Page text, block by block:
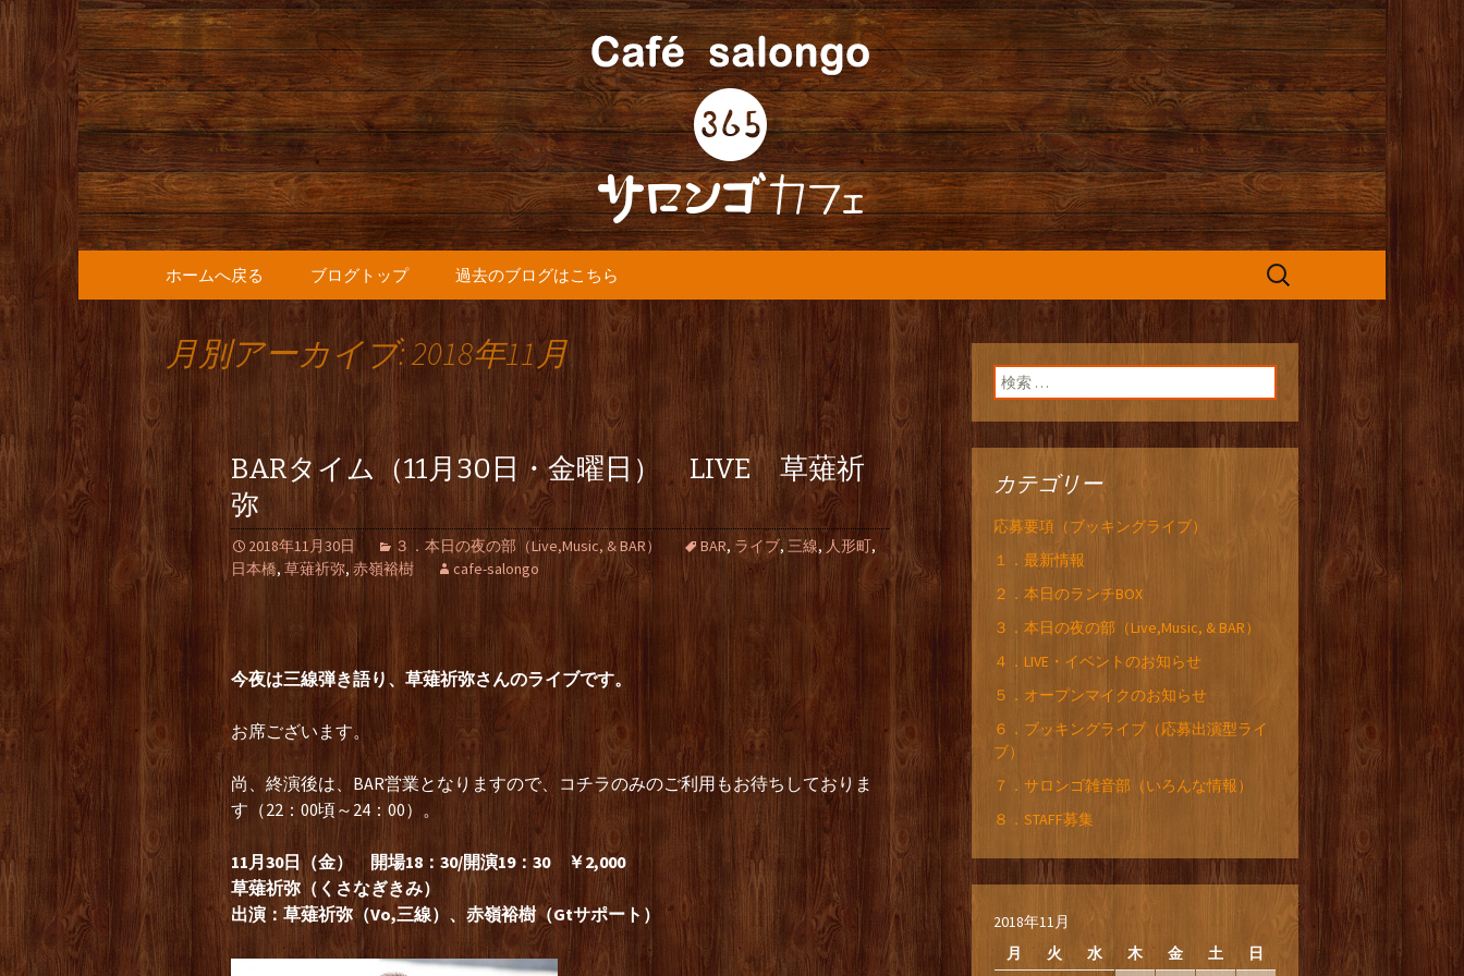
人形町の『365(サロンゴ)カフェ』よりお
知らせ
人形町の音楽カフェ『365カフェ』より最新情報をお届けします。
コンテンツへ移動
ホームへ戻る ブログトップ 過去のブログはこちら
検
月別アーカイブ: 2018年11月
BARタイム（11月30日・金曜日） LIVE 草薙祈
弥
2018年11月30日 ３．本日の夜の部（Live,Music, & BAR） BAR, ライブ, 三線, 人形町,
日本橋, 草薙祈弥, 赤嶺裕樹 cafe-salongo
今夜は三線弾き語り、草薙祈弥さんのライブです。
お席ございます。
尚、終演後は、BAR営業となりますので、コチラのみのご利用もお待ちしておりま
す（22：00頃～24：00）。
11月30日（金） 開場18：30/開演19：30 ￥2,000
草薙祈弥（くさなぎきみ）
出演：草薙祈弥（Vo,三線）、赤嶺裕樹（Gtサポート）
検索:
カテゴリー
応募要項（ブッキングライブ）
１．最新情報
２．本日のランチBOX
３．本日の夜の部（Live,Music, & BAR）
４．LIVE・イベントのお知らせ
５．オープンマイクのお知らせ
６．ブッキングライブ（応募出演型ライ
ブ）
７．サロンゴ雑音部（いろんな情報）
８．STAFF募集
2018年11月
月
火 水 木 金 土 日